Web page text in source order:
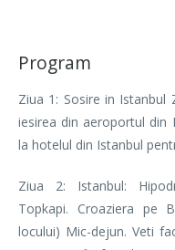
Program
Ziua 1: Sosire in Istanbul
iesirea din aeroportul din
la hotelul din Istanbul
Ziua 2: Istanbul:
Topkapi. Croaziera pe
locului) Mic-dejun. Veti